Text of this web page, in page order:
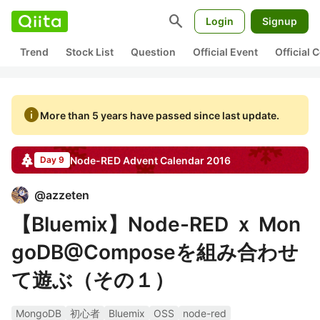
search Login Signup
Trend Stock List Question Official Event Official
infoMore than 5 years have passed since last update.
Day 9 Node-REDAdvent Calendar 2016
@azzeten
【Bluemix】Node-RED ｘ Mon
goDB@Composeを組み合わせ
て遊ぶ（その１）
MongoDB 初心者 Bluemix OSS
node-red